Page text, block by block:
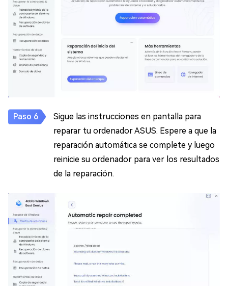
Sigue las instrucciones en pantalla para
reparar tu ordenador ASUS. Espere a que la
reparación automática se complete y luego
reinicie su ordenador para ver los resultados
de la reparación.